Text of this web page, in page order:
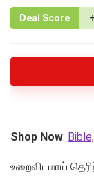
Deal Score
Shop Now:
உறைவிடமாய்